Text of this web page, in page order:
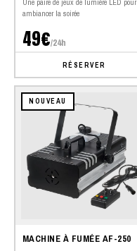
Une paire de jeux de lumière LED pour
ambiancer la soirée
49€/24h
RÉSERVER
NOUVEAU
MACHINE À FUMÉE AF-250